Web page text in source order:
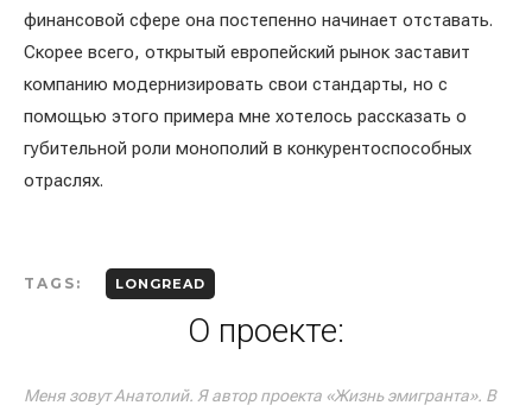
финансовой сфере она постепенно начинает отставать.
Скорее всего, открытый европейский рынок заставит
компанию модернизировать свои стандарты, но с
помощью этого примера мне хотелось рассказать о
губительной роли монополий в конкурентоспособных
отраслях.
TAGS: LONGREAD
О проекте:
Меня зовут Анатолий. Я автор проекта «Жизнь эмигранта». В